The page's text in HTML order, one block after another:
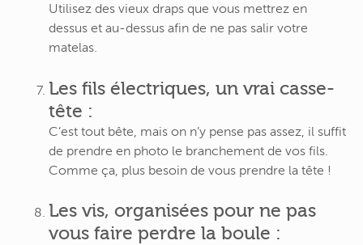
Utilisez des vieux draps que vous mettrez en
dessus et au-dessus afin de ne pas salir votre
matelas.
Les fils électriques, un vrai casse-
tête :
C’est tout bête, mais on n’y pense pas assez, il suffit
de prendre en photo le branchement de vos fils.
Comme ça, plus besoin de vous prendre la tête !
Les vis, organisées pour ne pas
vous faire perdre la boule :